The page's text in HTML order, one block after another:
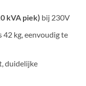
kVA piek) bij 230V
42 kg, eenvoudig te
duidelijke